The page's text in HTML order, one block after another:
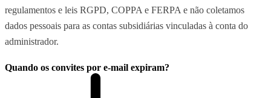
regulamentos e leis RGPD, COPPA e FERPA e não coletamos
dados pessoais para as contas subsidiárias vinculadas à conta do
administrador.
Quando os convites por e-mail expiram?